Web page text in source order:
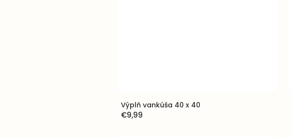
Výplň vankúša 40 x 40
€9,99